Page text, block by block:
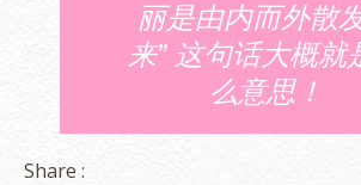
丽是由内而外散
来” 这句话大概就
么意思！
Share :